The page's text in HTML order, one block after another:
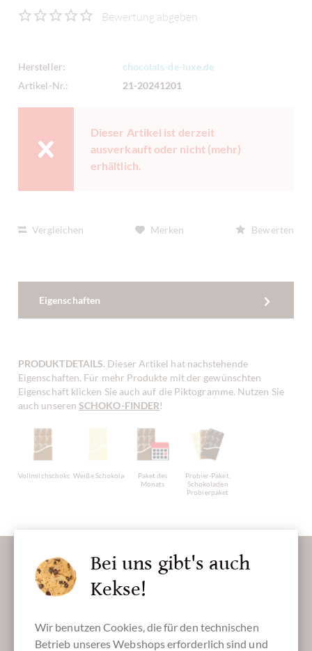
Bewertung abgeben
Hersteller:
chocolats-de-luxe.de
Artikel-Nr.:
21-20241201
Dieser Artikel ist derzeit
ausverkauft oder nicht (mehr)
erhältlich.
Vergleichen Merken Bewerten
Eigenschaften
PRODUKTDETAILS. Dieser Artikel hat nachstehende
Eigenschaften. Für mehr Produkte mit der gewünschten
Eigenschaft klicken Sie auch auf die Piktogramme. Nutzen Sie
auch unserenSCHOKO-FINDER!
VollmilchschokoladeWeiße Schokolade
Paket des
Monats
Probier-Paket,
Schokoladen
Probierpaket
Lassen Sie uns Ihren Posteingang versüßen:
Absenden
Bei uns gibt's auch
Kekse!
Wir benutzen Cookies, die für den technischen
Betrieb unseres Webshops erforderlich sind und